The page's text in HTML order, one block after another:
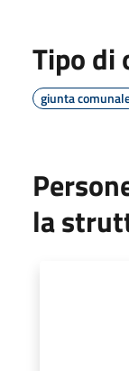
Tipo di
giunta
la